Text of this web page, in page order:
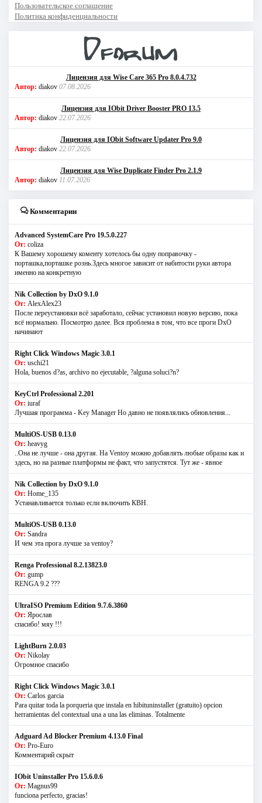
Пользовательское соглашение
Политика конфиденциальности
Лицензия для Wise Care 365 Pro 8.0.4.732
Автор: diakov 07.08.2026
Лицензия для IObit Driver Booster PRO 13.5
Автор: diakov 22.07.2026
Лицензия для IObit Software Updater Pro 9.0
Автор: diakov 22.07.2026
Лицензия для Wise Duplicate Finder Pro 2.1.9
Автор: diakov 11.07.2026
Комментарии
Advanced SystemCare Pro 19.5.0.227
От: coliza
К Вашему хорошему коменту хотелось бы одну поправочку -
порташка,порташке рознь.Здесь многое зависит от набитости руки автора
именно на конкретную
Nik Collection by DxO 9.1.0
От: AlexAlex23
После переустановки всё заработало, сейчас установил новую версию, пока
всё нормально. Посмотрю далее. Вся проблема в том, что все проги DxO
начинают
Right Click Windows Magic 3.0.1
От: uschi21
Hola, buenos d?as, archivo no ejecutable, ?alguna soluci?n?
KeyCtrl Professional 2.201
От: iuraf
Лучшая программа - Key Manager Но давно не появлялись обновления...
MultiOS-USB 0.13.0
От: heavyg
..Она не лучше - она другая. На Ventoy можно добавлять любые образы как и
здесь, но на разные платформы не факт, что запустятся. Тут же - явное
Nik Collection by DxO 9.1.0
От: Home_135
Устанавливается только если включить КВН.
MultiOS-USB 0.13.0
От: Sandra
И чем эта прога лучше за ventoy?
Renga Professional 8.2.13823.0
От: gump
RENGA 9.2 ???
UltraISO Premium Edition 9.7.6.3860
От: Ярослав
спасибо! мяу !!!
LightBurn 2.0.03
От: Nikolay
Огромное спасибо
Right Click Windows Magic 3.0.1
От: Carlos garcia
Para quitar toda la porqueria que instala en hibituninstaller (gratuito) opcion
herramientas del contextual una a una las eliminas. Totalmente
Adguard Ad Blocker Premium 4.13.0 Final
От: Pro-Euro
Комментарий скрыт
IObit Uninstaller Pro 15.6.0.6
От: Magnus99
funciona perfecto, gracias!